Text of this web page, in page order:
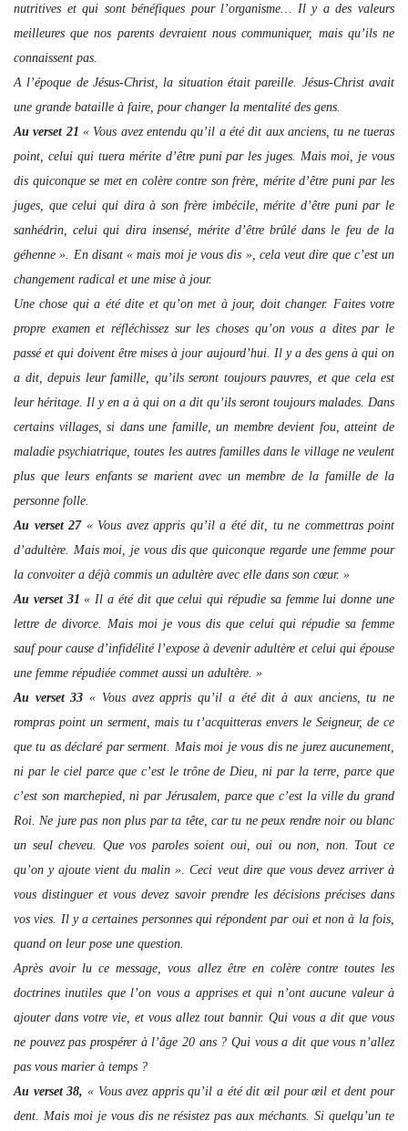
nutritives et qui sont bénéfiques pour l’organisme… Il y a des valeurs
meilleures que nos parents devraient nous communiquer, mais qu’ils ne
connaissent pas.
A l’époque de Jésus-Christ, la situation était pareille. Jésus-Christ avait
une grande bataille à faire, pour changer la mentalité des gens.
Au verset 21 « Vous avez entendu qu’il a été dit aux anciens, tu ne tueras
point, celui qui tuera mérite d’être puni par les juges. Mais moi, je vous
dis quiconque se met en colère contre son frère, mérite d’être puni par les
juges, que celui qui dira à son frère imbécile, mérite d’être puni par le
sanhédrin, celui qui dira insensé, mérite d’être brûlé dans le feu de la
géhenne ». En disant « mais moi je vous dis », cela veut dire que c’est un
changement radical et une mise à jour.
Une chose qui a été dite et qu’on met à jour, doit changer. Faites votre
propre examen et réfléchissez sur les choses qu’on vous a dites par le
passé et qui doivent être mises à jour aujourd’hui. Il y a des gens à qui on
a dit, depuis leur famille, qu’ils seront toujours pauvres, et que cela est
leur héritage. Il y en a à qui on a dit qu’ils seront toujours malades. Dans
certains villages, si dans une famille, un membre devient fou, atteint de
maladie psychiatrique, toutes les autres familles dans le village ne veulent
plus que leurs enfants se marient avec un membre de la famille de la
personne folle.
Au verset 27« Vous avez appris qu’il a été dit, tu ne commettras point
d’adultère. Mais moi, je vous dis que quiconque regarde une femme pour
la convoiter a déjà commis un adultère avec elle dans son cœur. »
Au verset 31 « Il a été dit que celui qui répudie sa femme lui donne une
lettre de divorce. Mais moi je vous dis que celui qui répudie sa femme
sauf pour cause d’infidélité l’expose à devenir adultère et celui qui épouse
une femme répudiée commet aussi un adultère. »
Au verset 33 « Vous avez appris qu’il a été dit à aux anciens, tu ne
rompras point un serment, mais tu t’acquitteras envers le Seigneur, de ce
que tu as déclaré par serment. Mais moi je vous dis ne jurez aucunement,
ni par le ciel parce que c’est le trône de Dieu, ni par la terre, parce que
c’est son marchepied, ni par Jérusalem, parce que c’est la ville du grand
Roi. Ne jure pas non plus par ta tête, car tu ne peux rendre noir ou blanc
un seul cheveu. Que vos paroles soient oui, oui ou non, non. Tout ce
qu’on y ajoute vient du malin ». Ceci veut dire que vous devez arriver à
vous distinguer et vous devez savoir prendre les décisions précises dans
vos vies. Il y a certaines personnes qui répondent par oui et non à la fois,
quand on leur pose une question.
Après avoir lu ce message, vous allez être en colère contre toutes les
doctrines inutiles que l’on vous a apprises et qui n’ont aucune valeur à
ajouter dans votre vie, et vous allez tout bannir. Qui vous a dit que vous
ne pouvez pas prospérer à l’âge 20 ans ? Qui vous a dit que vous n’allez
pas vous marier à temps ?
Au verset 38, « Vous avez appris qu’il a été dit œil pour œil et dent pour
dent. Mais moi je vous dis ne résistez pas aux méchants. Si quelqu’un te